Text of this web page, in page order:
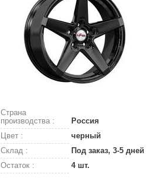
Страна
производства :
Россия
Цвет :
черный
Склад :
Под заказ, 3-5 дней
Остаток :
4 шт.